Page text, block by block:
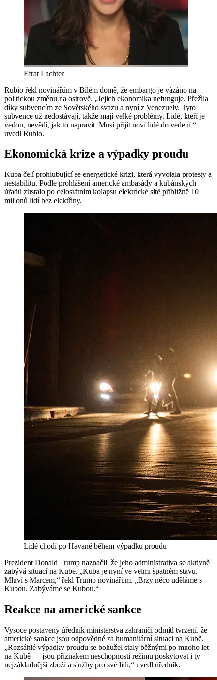
Efrat Lachter
Rubio řekl novinářům v Bílém domě, že embargo je vázáno na
politickou změnu na ostrově. „Jejich ekonomika nefunguje. Přežila
díky subvencím ze Sovětského svazu a nyní z Venezuely. Tyto
subvence už nedostávají, takže mají velké problémy. Lidé, kteří je
vedou, nevědí, jak to napravit. Musí přijít noví lidé do vedení,“
uvedl Rubio.
Ekonomická krize a výpadky proudu
Kuba čelí prohlubující se energetické krizi, která vyvolala protesty a
nestabilitu. Podle prohlášení americké ambasády a kubánských
úřadů zůstalo po celostátním kolapsu elektrické sítě přibližně 10
milionů lidí bez elektřiny.
Lidé chodí po Havaně během výpadku proudu
Prezident Donald Trump naznačil, že jeho administrativa se aktivně
zabývá situací na Kubě. „Kuba je nyní ve velmi špatném stavu.
Mluví s Marcem,“ řekl Trump novinářům. „Brzy něco uděláme s
Kubou. Zabýváme se Kubou.“
Reakce na americké sankce
Vysoce postavený úředník ministerstva zahraničí odmítl tvrzení, že
americké sankce jsou odpovědné za humanitární situaci na Kubě.
„Rozsáhlé výpadky proudu se bohužel staly běžnými po mnoho let
na Kubě — jsou příznakem neschopnosti režimu poskytovat i ty
nejzákladnější zboží a služby pro své lidi,“ uvedl úředník.